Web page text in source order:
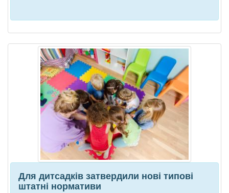
Для дитсадків затвердили нові типові
штатні нормативи